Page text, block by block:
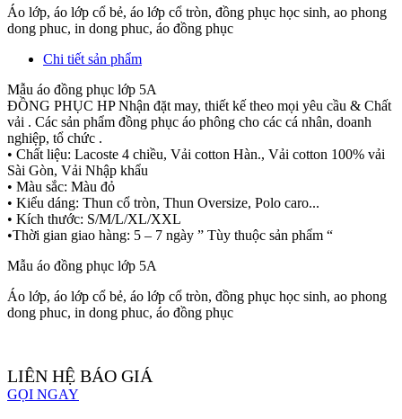
Áo lớp, áo lớp cổ bẻ, áo lớp cổ tròn, đồng phục học sinh, ao phong
dong phuc, in dong phuc, áo đồng phục
Chi tiết sản phẩm
Mẫu áo đồng phục lớp 5A
ĐỒNG PHỤC HP Nhận đặt may, thiết kế theo mọi yêu cầu & Chất
vải . Các sản phẩm đồng phục áo phông cho các cá nhân, doanh
nghiệp, tổ chức .
• Chất liệu: Lacoste 4 chiều, Vải cotton Hàn., Vải cotton 100% vải
Sài Gòn, Vải Nhập khẩu
• Màu sắc: Màu đỏ
• Kiểu dáng: Thun cổ tròn, Thun Oversize, Polo caro...
• Kích thước: S/M/L/XL/XXL
•Thời gian giao hàng: 5 – 7 ngày ” Tùy thuộc sản phẩm “
Mẫu áo đồng phục lớp 5A
Áo lớp, áo lớp cổ bẻ, áo lớp cổ tròn, đồng phục học sinh, ao phong
dong phuc, in dong phuc, áo đồng phục
LIÊN HỆ BÁO GIÁ
GỌI NGAY